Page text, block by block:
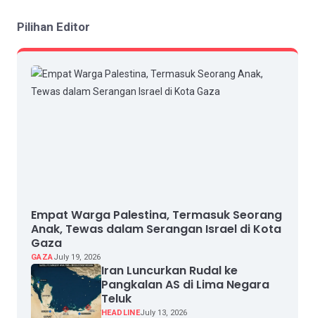
Pilihan Editor
Empat Warga Palestina, Termasuk Seorang
Anak, Tewas dalam Serangan Israel di Kota
Gaza
GAZAJuly 19, 2026
Iran Luncurkan Rudal ke
Pangkalan AS di Lima Negara
Teluk
HEADLINEJuly 13, 2026